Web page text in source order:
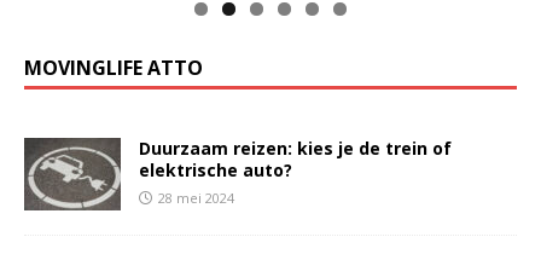
MOVINGLIFE ATTO
Duurzaam reizen: kies je de trein of
elektrische auto?
28 mei 2024